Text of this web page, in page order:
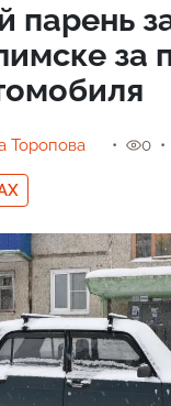
парень
за
Торопова 0